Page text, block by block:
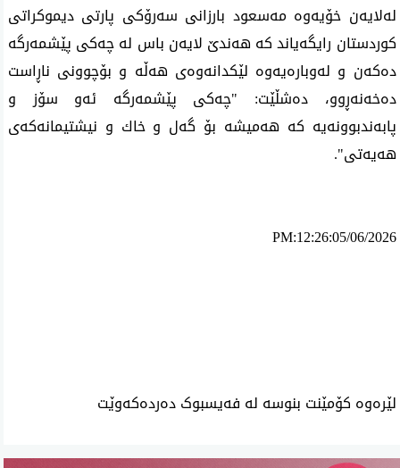
له‌لایه‌ن خۆیه‌وه‌ مه‌سعود بارزانی سه‌رۆكی‌ پارتی‌ دیموكراتی‌
كوردستان رایگه‌یاند كه‌ هه‌ندێ لایه‌ن باس له‌ چه‌كی پێشمه‌رگه‌
ده‌كه‌ن و له‌وباره‌یه‌وه‌ لێكدانه‌وه‌ی هه‌ڵه‌ و بۆچوونی ناڕاست
ده‌خه‌نه‌ڕوو، ده‌شڵێت: "چه‌كی پێشمه‌رگه‌ ئه‌و سۆز و
پابه‌ندبوونه‌یه‌ كه‌ هه‌میشه‌ بۆ گه‌ل و خاك و نیشتیمانه‌كه‌ی
هه‌یه‌تی".
PM:12:26:05/06/2026
لێرەوە کۆمێنت بنوسە لە فەیسبوک دەردەکەوێت